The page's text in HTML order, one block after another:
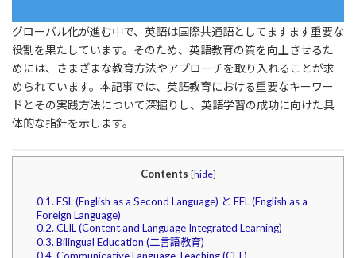
グローバル化が進む中で、英語は国際共通語としてますます重要な
役割を果たしています。そのため、英語教育の質を向上させるた
めには、さまざまな教育方法やアプローチを取り入れることが求
められています。本記事では、英語教育における重要なキーワー
ドとその実践方法について深掘りし、英語学習の成功に向けた具
体的な指針を示します。
Contents [hide]
0.1. ESL (English as a Second Language) と EFL (English as a
Foreign Language)
0.2. CLIL (Content and Language Integrated Learning)
0.3. Bilingual Education (二言語教育)